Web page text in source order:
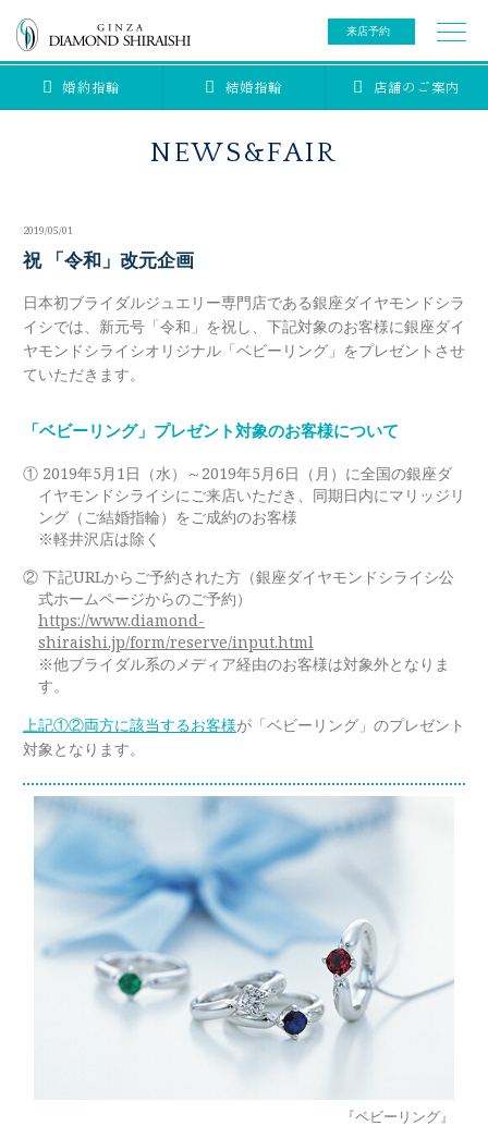
来店予約
婚約指輪 結婚指輪 店舗のご案内
0078-6000-5222
ブライダルリング
婚約指輪
結婚指輪
セットリング
エタニティリング
クローズアップ
プロポーズアイテム
ブライダルアイテム
ブライダルアイテム
ティアラ
アニバーサリージュエリー
ラブレタージュエリー
商品クオリティ
ダイヤモンドの品質
ダイヤモンド仕入れのこだわり
指輪の品質・特徴
シライシについて
ブランドコンセプト
ブライダルリングへの想い
パイオニアの想い
パーフェクトフィットカウンセリング
プロフェッショナルズ
メモリアルアルバム
サービス
シークレットストーン
永久保証サービス
セミ・フルオーダー
ニュース・フェア
店舗のご案内
よくあるご質問
リングコラム
NEWS&FAIR
2019/05/01
祝 「令和」改元企画
日本初ブライダルジュエリー専門店である銀座ダイヤモンドシラ
イシでは、新元号「令和」を祝し、下記対象のお客様に銀座ダイ
ヤモンドシライシオリジナル「ベビーリング」をプレゼントさせ
ていただきます。
「ベビーリング」プレゼント対象のお客様について
① 2019年5月1日（水）～2019年5月6日（月）に全国の銀座ダ
イヤモンドシライシにご来店いただき、同期日内にマリッジリ
ング（ご結婚指輪）をご成約のお客様
※軽井沢店は除く
② 下記URLからご予約された方（銀座ダイヤモンドシライシ公
式ホームページからのご予約）
https://www.diamond-
shiraishi.jp/form/reserve/input.html
※他ブライダル系のメディア経由のお客様は対象外となりま
す。
上記①②両方に該当するお客様が「ベビーリング」のプレゼント
対象となります。
『ベビーリング』